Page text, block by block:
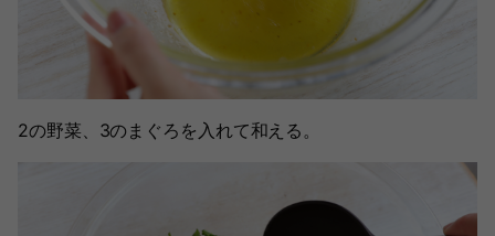
2の野菜、3のまぐろを入れて和える。